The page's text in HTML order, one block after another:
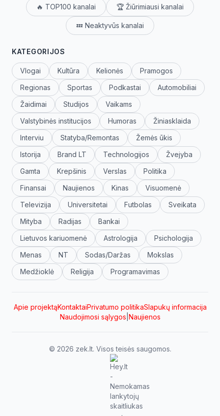
🔥 TOP100 kanalai 🏆 Žiūrimiausi kanalai
💤 Neaktyvūs kanalai
KATEGORIJOS
Vlogai Kultūra Kelionės
Pramogos
Regionas
Sportas Podkastai
Automobiliai
Žaidimai
Studijos
Vaikams
Valstybinės institucijos
Humoras
Žiniasklaida
Interviu
Statyba/Remontas
Žemės ūkis
Istorija
Brand LT Technologijos
Žvejyba
Gamta
Krepšinis Verslas
Politika
Finansai
Naujienos Kinas
Visuomenė
Televizija
Universitetai Futbolas
Sveikata
Mityba
Radijas
Bankai
Lietuvos kariuomenė
Astrologija
Psichologija
Menas
NT Sodas/Daržas
Mokslas
Medžioklė
Religija Programavimas
Apie projektąKontaktaiPrivatumo politikaSlapukų informacija
Naudojimosi sąlygos Naujienos
© 2026 zek.lt. Visos teisės saugomos.